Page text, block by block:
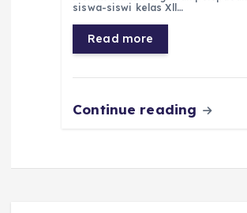
b
o
o
k
A
p
p
r
a
m er
siswa-siswi kelas Xll…
Read more
Continue reading